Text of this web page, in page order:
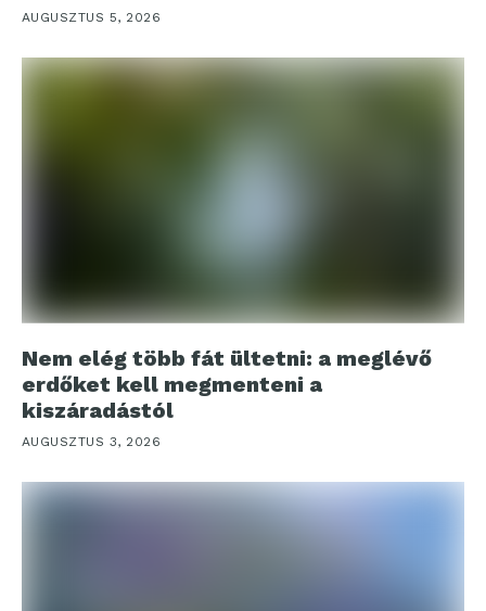
AUGUSZTUS 5, 2026
Nem elég több fát ültetni: a meglévő
erdőket kell megmenteni a
kiszáradástól
AUGUSZTUS 3, 2026